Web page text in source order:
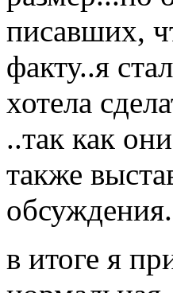
писавших,
факту..я
хотела
..так как
также
в итоге я